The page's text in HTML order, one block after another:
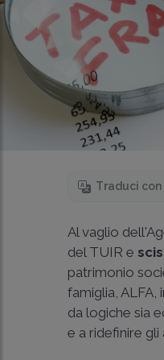
Traduci con
Al vaglio
del TUIR e
patrimonio
famiglia,
da logiche sia
e a ridefinire